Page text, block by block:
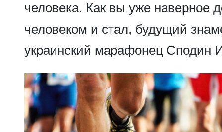
человека. Как вы уже наверное
человеком и стал, будущий
украинский марафонец Сподин